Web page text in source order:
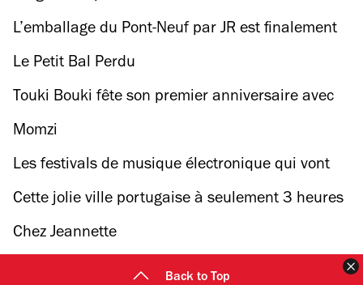
cuisine, musique et engagement au menu !
L’emballage du Pont-Neuf par JR est finalement
reporté d’un an
Le Petit Bal Perdu
Touki Bouki fête son premier anniversaire avec
un tour du monde culinaire à Belleville
Momzi
Les festivals de musique électronique qui vont
marquer l'été 2025
Cette jolie ville portugaise à seulement 3 heures
de Paris vient d’être élue meilleure destination
d’Europe pour un voyage entre copines
Chez Jeannette
Back to Top